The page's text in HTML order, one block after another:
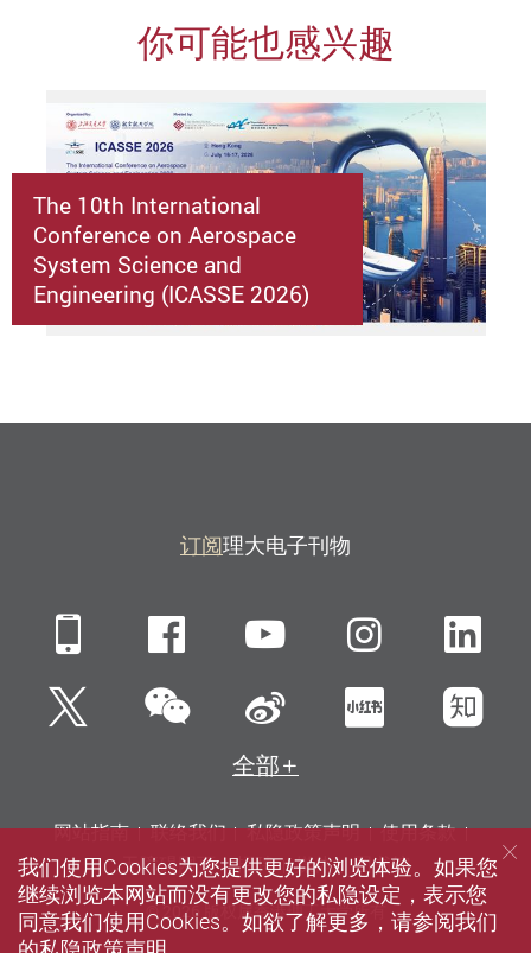
你可能也感兴趣
The 10th International
Conference on Aerospace
System Science and
Engineering (ICASSE 2026)
订阅理大电子刊物
Mobile FacebookYouTube
Twitter微信 新浪微博小红书知
全部
网站指南 联络我们 私隐政策声明
使用条款
无障碍网页
招聘 媒体 图书馆
© 2026 版权属香港理工大学所有
我们使用Cookies为您提供更好的浏览体验。如果您
继续浏览本网站而没有更改您的私隐设定，表示您
同意我们使用Cookies。如欲了解更多，请参阅我们